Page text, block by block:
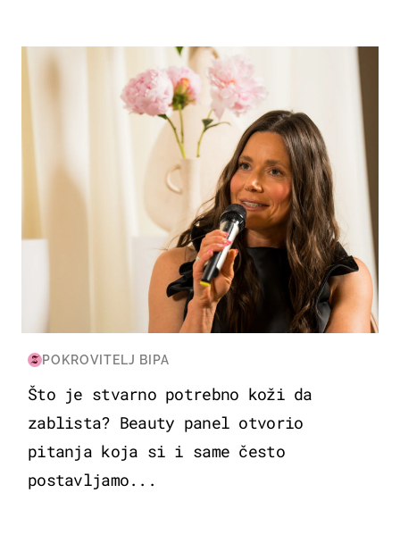
MODA & LJEPOTA
POKROVITELJ BIPA
Što je stvarno potrebno koži da
zablista? Beauty panel otvorio
pitanja koja si i same često
postavljamo...